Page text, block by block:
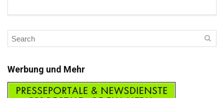
Werbung und Mehr